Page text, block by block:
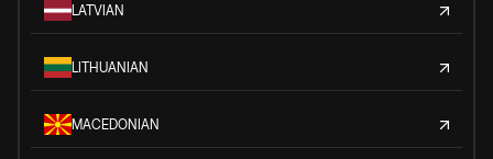
LATVIAN
LITHUANIAN
MACEDONIAN